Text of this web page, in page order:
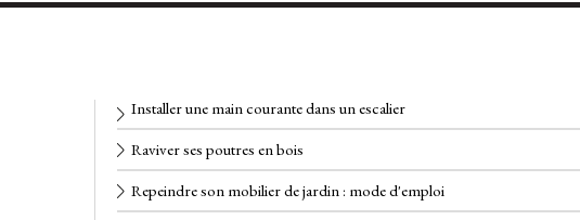
Installer une main courante dans un escalier
Raviver ses poutres en bois
Repeindre son mobilier de jardin : mode d'emploi